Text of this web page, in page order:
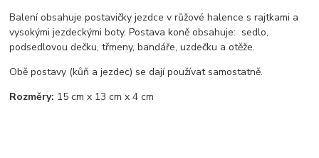
Balení obsahuje postavičky jezdce v růžové halence s rajtkami a
vysokými jezdeckými boty. Postava koně obsahuje: sedlo,
podsedlovou dečku, třmeny, bandáře, uzdečku a otěže.
Obě postavy (kůň a jezdec) se dají používat samostatně.
Rozměry: 15 cm x 13 cm x 4 cm